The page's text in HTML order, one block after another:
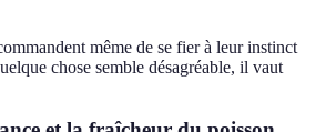
même de se fier à leur instinct
chose semble désagréable, il vaut